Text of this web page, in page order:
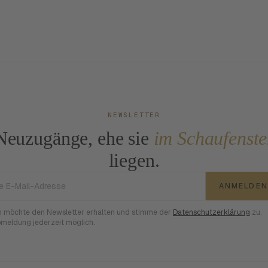
NEWSLETTER
ehe sie im
liegen.
ANMELDEN
möchte den Newsletter erhalten und stimme der Datenschutzerklärung zu.
jederzeit möglich.